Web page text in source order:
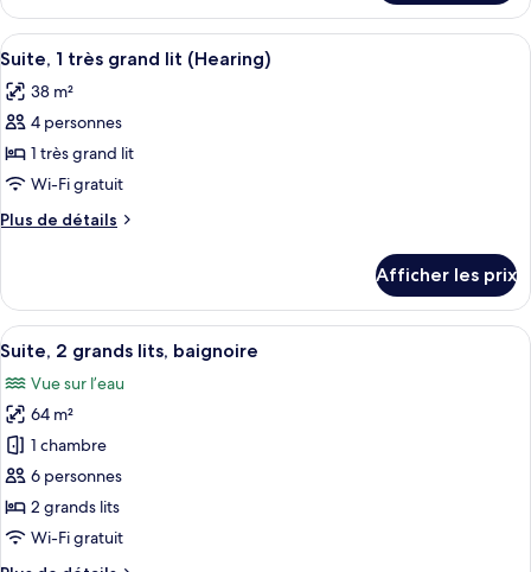
grand
lit,
baignoire
(WaterView,
Mobility)
Suite
studio,
1
grand
lit,
(WaterView,
Mobility)
Afficher
toutes
les
photos
pour
ce
type
de
Suite,
très
grand
lit
(Hearing)
Une chambre d’hôtel équipée d’un
6
Suite, 1 très grand lit (Hearing)
38 m²
4 personnes
1 très grand lit
Wi-Fi gratuit
Plus de détails
Plus
Suite,
très
lit
(Hearing)
Afficher les prix
Afficher
toutes
les
photos
pour
ce
type
de
chambre :
Une chambre d’hôtel avec deux lits,
8
Suite, 2 grands lits, baignoire
Vue sur l’eau
64 m²
1 chambre
6 personnes
2 grands lits
Wi-Fi gratuit